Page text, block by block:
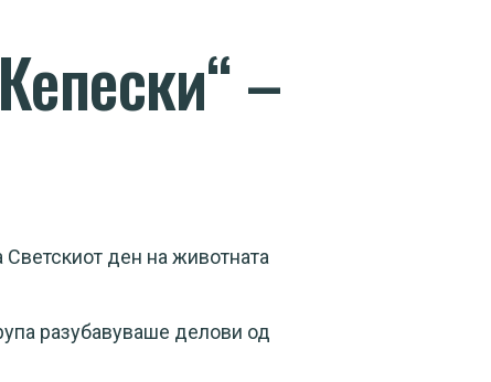
–
ден на животната
разубавуваше делови од